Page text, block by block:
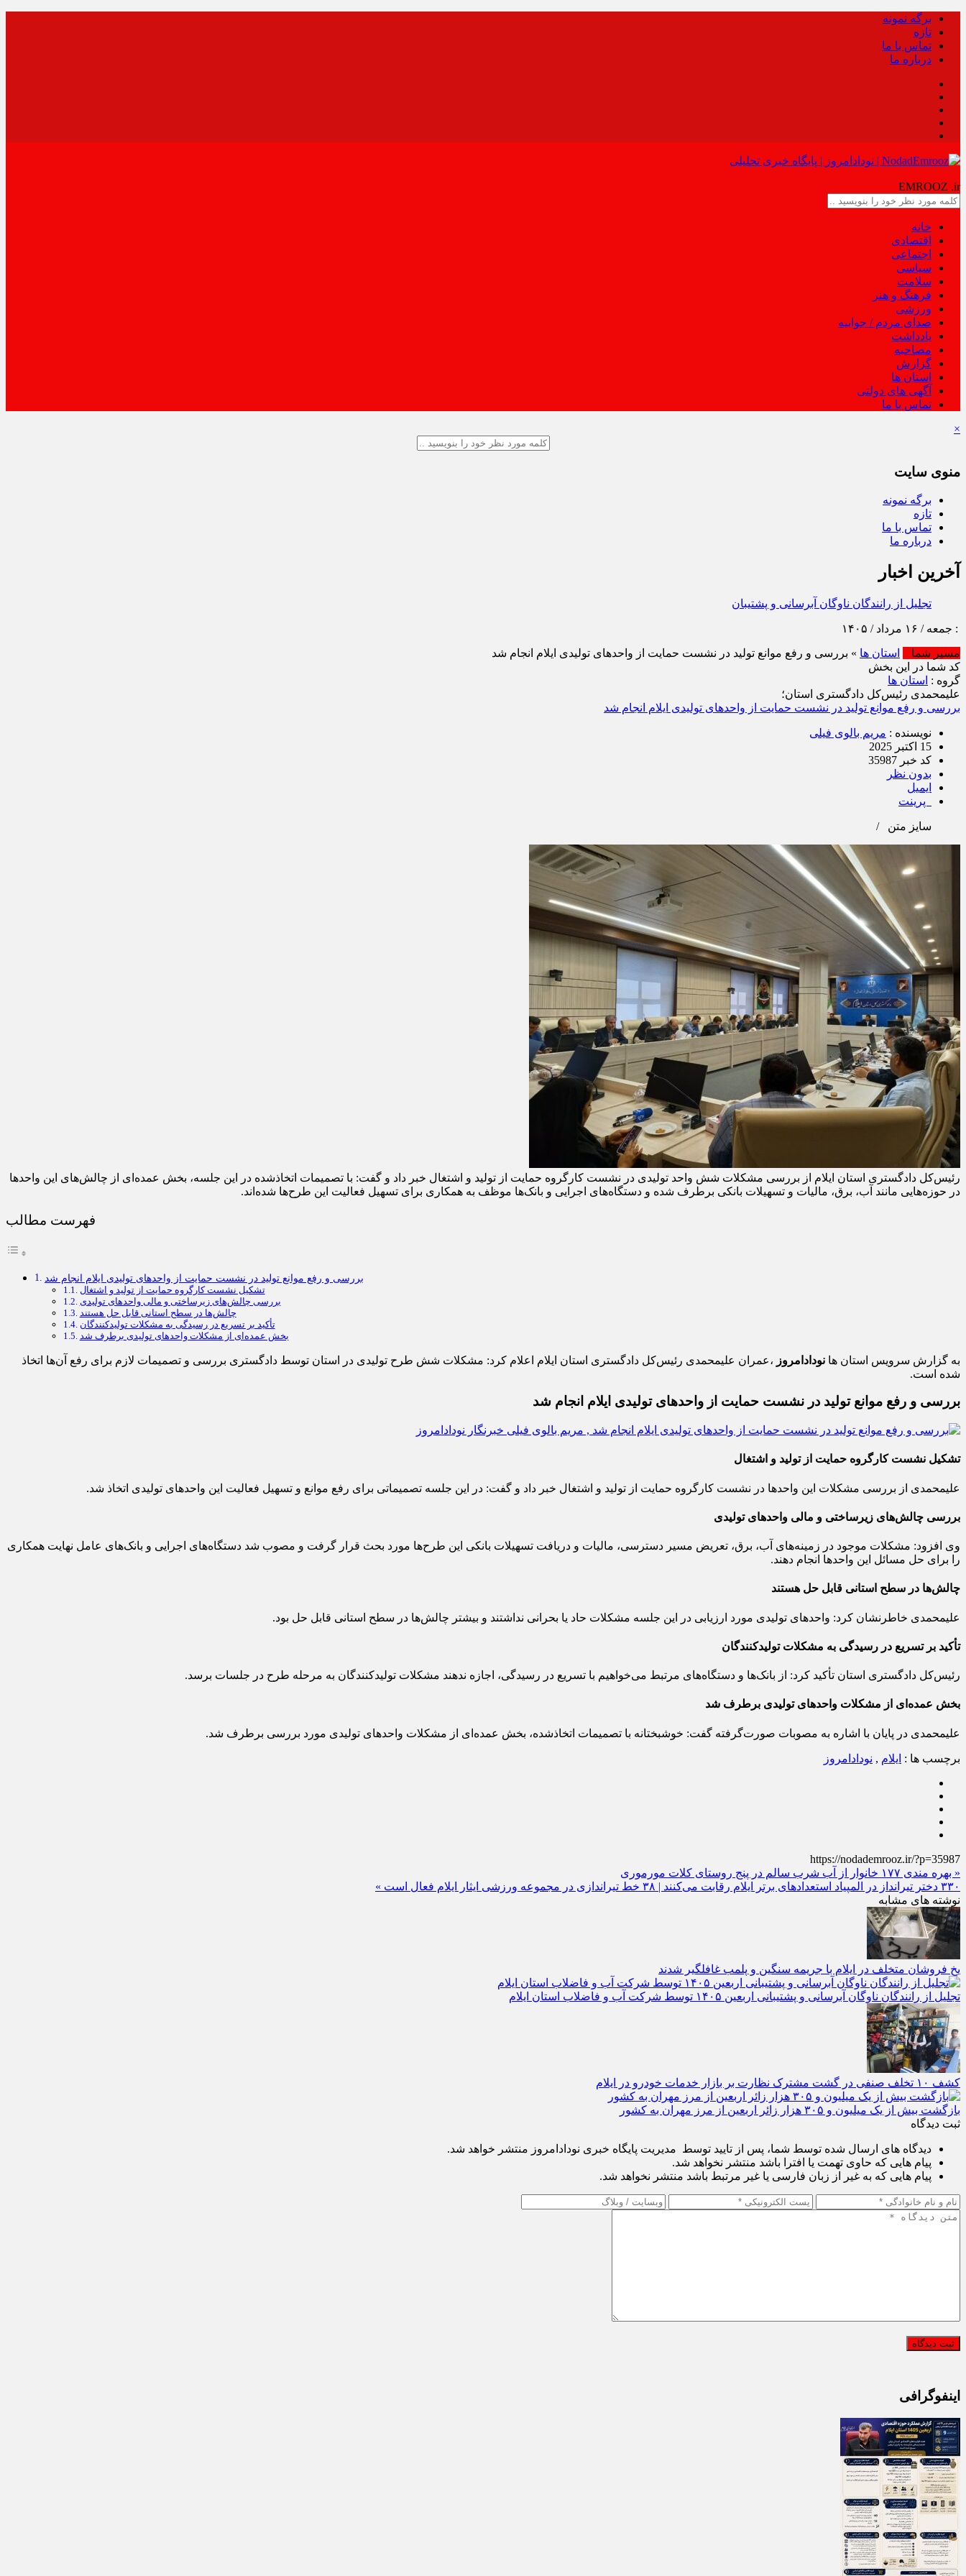
برگه نمونه
تازه
تماس با ما
درباره ما
EMROOZ .ir
خانه
اقتصادی
اجتماعی
سیاسی
سلامت
فرهنگ و هنر
ورزشی
صدای مردم / جوابیه
یادداشت
مصاحبه
گزارش
استان ها
آگهی های دولتی
تماس با ما
×
منوی سایت
برگه نمونه
تازه
تماس با ما
درباره ما
آخرین اخبار
تجلیل از رانندگان ناوگان آبرسانی و پشتیبانی اربعین ۱۴۰۵ توسط شرکت آب و فاضلاب
/ ۱۴۰۵
مسیر شما
استان ها » بررسی و رفع موانع تولید در نشست حمایت از واحدهای تولیدی ایلام انجام شد
کد شما در این بخش
گروه : استان ها
علیمحمدی رئیس‌کل دادگستری استان؛
بررسی و رفع موانع تولید در نشست حمایت از واحدهای تولیدی ایلام انجام شد
نویسنده : مریم بالوی فیلی
15 اکتبر 2025
کد خبر 35987
بدون نظر
ایمیل
پرینت
سایز متن /
رئیس‌کل دادگستری استان ایلام از بررسی مشکلات شش واحد تولیدی در نشست کارگروه حمایت از تولید و اشتغال خبر داد و گفت: با تصمیمات اتخاذشده در این جلسه، بخش عمده‌ای از چالش‌های این واحدها
در حوزه‌هایی مانند آب، برق، مالیات و تسهیلات بانکی برطرف شده و دستگاه‌های اجرایی و بانک‌ها موظف به همکاری برای تسهیل فعالیت این طرح‌ها شده‌اند.
فهرست مطالب
بررسی و رفع موانع تولید در نشست حمایت از واحدهای تولیدی ایلام انجام شد
تشکیل نشست کارگروه حمایت از تولید و اشتغال
بررسی چالش‌های زیرساختی و مالی واحدهای تولیدی
چالش‌ها در سطح استانی قابل حل هستند
تأکید بر تسریع در رسیدگی به مشکلات تولیدکنندگان
بخش عمده‌ای از مشکلات واحدهای تولیدی برطرف شد
به گزارش سرویس استان ها نودادامروز ،عمران علیمحمدی رئیس‌کل دادگستری استان ایلام اعلام کرد: مشکلات شش طرح تولیدی در استان توسط دادگستری بررسی و تصمیمات لازم برای رفع آن‌ها اتخاذ
شده است.
بررسی و رفع موانع تولید در نشست حمایت از واحدهای تولیدی ایلام انجام شد
تشکیل نشست کارگروه حمایت از تولید و اشتغال
علیمحمدی از بررسی مشکلات این واحدها در نشست کارگروه حمایت از تولید و اشتغال خبر داد و گفت: در این جلسه تصمیماتی برای رفع موانع و تسهیل فعالیت این واحدهای تولیدی اتخاذ شد.
بررسی چالش‌های زیرساختی و مالی واحدهای تولیدی
وی افزود: مشکلات موجود در زمینه‌های آب، برق، تعریض مسیر دسترسی، مالیات و دریافت تسهیلات بانکی این طرح‌ها مورد بحث قرار گرفت و مصوب شد دستگاه‌های اجرایی و بانک‌های عامل نهایت همکاری
را برای حل مسائل این واحدها انجام دهند.
چالش‌ها در سطح استانی قابل حل هستند
علیمحمدی خاطرنشان کرد: واحدهای تولیدی مورد ارزیابی در این جلسه مشکلات حاد یا بحرانی نداشتند و بیشتر چالش‌ها در سطح استانی قابل حل بود.
تأکید بر تسریع در رسیدگی به مشکلات تولیدکنندگان
رئیس‌کل دادگستری استان تأکید کرد: از بانک‌ها و دستگاه‌های مرتبط می‌خواهیم با تسریع در رسیدگی، اجازه ندهند مشکلات تولیدکنندگان به مرحله طرح در جلسات برسد.
بخش عمده‌ای از مشکلات واحدهای تولیدی برطرف شد
علیمحمدی در پایان با اشاره به مصوبات صورت‌گرفته گفت: خوشبختانه با تصمیمات اتخاذشده، بخش عمده‌ای از مشکلات واحدهای تولیدی مورد بررسی برطرف شد.
برچسب ها : ایلام , نودادامروز
https://nodademrooz.ir/?p=35987
« بهره‌ مندی ۱۷۷ خانوار از آب شرب سالم در پنج روستای کلات مورموری
۳۳۰ دختر تیرانداز در المپیاد استعدادهای برتر ایلام رقابت می‌کنند | ۳۸ خط تیراندازی در مجموعه ورزشی ایثار ایلام فعال است »
نوشته های مشابه
یخ‌ فروشان متخلف در ایلام با جریمه سنگین و پلمب غافلگیر شدند
تجلیل از رانندگان ناوگان آبرسانی و پشتیبانی اربعین ۱۴۰۵ توسط شرکت آب و فاضلاب استان ایلام
کشف ۱۰ تخلف صنفی در گشت مشترک نظارت بر بازار خدمات خودرو در ایلام
بازگشت بیش از یک میلیون و ۳۰۵ هزار زائر اربعین از مرز مهران به کشور
ثبت دیدگاه
دیدگاه های ارسال شده توسط شما، پس از تایید توسط مدیریت پایگاه خبری نودادامروز منتشر خواهد شد.
پیام هایی که حاوی تهمت یا افترا باشد منتشر نخواهد شد.
پیام هایی که به غیر از زبان فارسی یا غیر مرتبط باشد منتشر نخواهد شد.
اینفوگرافی